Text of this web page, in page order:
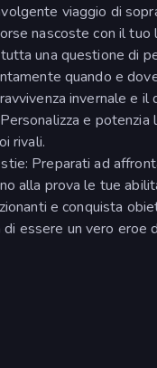
viaggio di
nascoste con il
una questione di
quando e
invernale e
e
rivali.
Preparati ad
alla prova le tue
e conquista
essere un vero eroe